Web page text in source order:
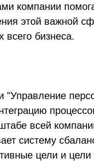
компании
этой важной
всего бизнеса.
"Управление
всей
систему
цели и цели